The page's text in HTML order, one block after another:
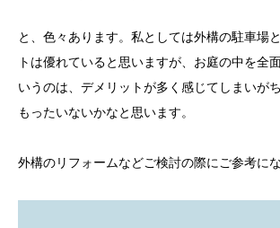
と、色々あります。私としては外構の駐車場
トは優れていると思いますが、お庭の中を全
いうのは、デメリットが多く感じてしまいが
もったいないかなと思います。
外構のリフォームなどご検討の際にご参考に